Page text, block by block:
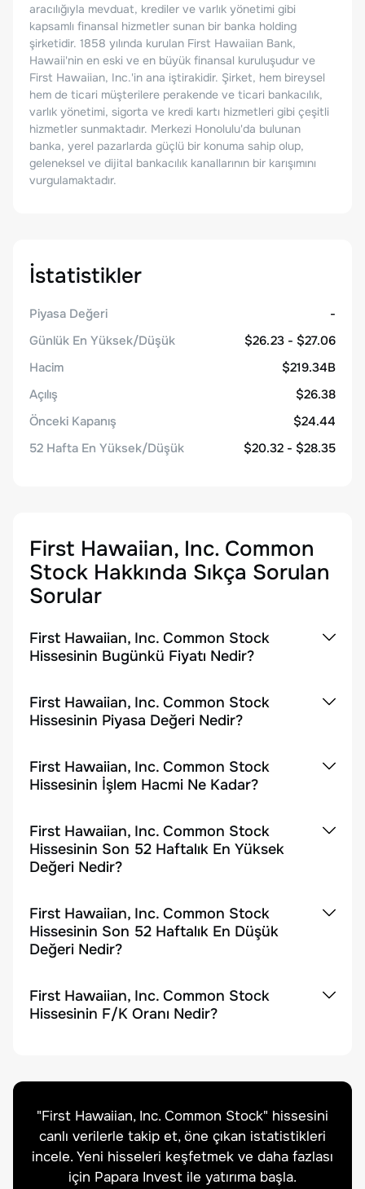
aracılığıyla mevduat, krediler ve varlık yönetimi gibi
kapsamlı finansal hizmetler sunan bir banka holding
şirketidir. 1858 yılında kurulan First Hawaiian Bank,
Hawaii'nin en eski ve en büyük finansal kuruluşudur ve
First Hawaiian, Inc.'in ana iştirakidir. Şirket, hem bireysel
hem de ticari müşterilere perakende ve ticari bankacılık,
varlık yönetimi, sigorta ve kredi kartı hizmetleri gibi çeşitli
hizmetler sunmaktadır. Merkezi Honolulu'da bulunan
banka, yerel pazarlarda güçlü bir konuma sahip olup,
geleneksel ve dijital bankacılık kanallarının bir karışımını
vurgulamaktadır.
İstatistikler
Piyasa Değeri
-
Günlük En Yüksek/Düşük
$26.23 - $27.06
Hacim
$219.34B
Açılış
$26.38
Önceki Kapanış
$24.44
52 Hafta En Yüksek/Düşük
$20.32 - $28.35
First Hawaiian, Inc. Common
Stock Hakkında Sıkça Sorulan
Sorular
First Hawaiian, Inc. Common Stock
Hissesinin Bugünkü Fiyatı Nedir?
First Hawaiian, Inc. Common Stock
Hissesinin Piyasa Değeri Nedir?
First Hawaiian, Inc. Common Stock
Hissesinin İşlem Hacmi Ne Kadar?
First Hawaiian, Inc. Common Stock
Hissesinin Son 52 Haftalık En Yüksek
Değeri Nedir?
First Hawaiian, Inc. Common Stock
Hissesinin Son 52 Haftalık En Düşük
Değeri Nedir?
First Hawaiian, Inc. Common Stock
Hissesinin F/K Oranı Nedir?
"First Hawaiian, Inc. Common Stock" hissesini
canlı verilerle takip et, öne çıkan istatistikleri
incele. Yeni hisseleri keşfetmek ve daha fazlası
için Papara Invest ile yatırıma başla.